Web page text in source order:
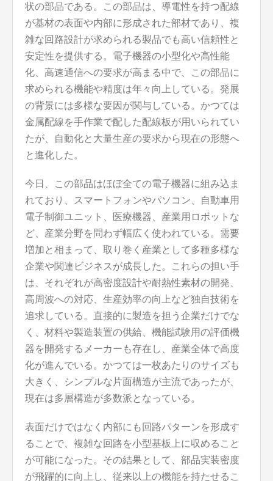
状の部品である。
この部品は、導電性を持つ配線
が基材の表面や内部に形成された部材であり、複
雑な回路設計が求められる製品でも高い信頼性と
安定性を提供する。電子機器の小型化や高性能
化、高速通信への要求が高まる中で、この部品に
求められる機能や精度は年々向上している。発展
の背景には多様な要因が関与している。かつては
金属配線を手作業で配した配線板が用いられてい
たが、自動化と大量生産の要求から現在の形態へ
と進化した。
今日、この部品はほぼ全ての電子機器に組み込ま
れており、スマートフォンやパソコン、自動車用
電子制御ユニット、医療機器、産業用ロボットな
ど、産業分野を問わず幅広く使われている。需要
増加と相まって、取り巻く産業として多種多様な
企業や関連ビジネスが成長した。これらの担い手
は、それぞれが高密度設計や耐熱性素材の開発、
高周波への対応、生産効率の向上など独自技術を
追求している。直接的に製造を担う企業だけでな
く、材料や製造装置の供給、機能試験用の評価機
器を開発するメーカーも存在し、産業全体で高度
化が進んでいる。かつては一枚あたりのサイズも
大きく、シンプルな片面構造が主流であったが、
現在は多層構造が多数派となっている。
表面だけではなく内部にも回路パターンを形成す
ることで、複雑な回路を小型基板上に収めること
が可能になった。その結果として、部品実装密度
が飛躍的に向上し、従来以上の機能を持たせるこ